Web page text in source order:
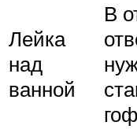
Лейка
над
ванной
В